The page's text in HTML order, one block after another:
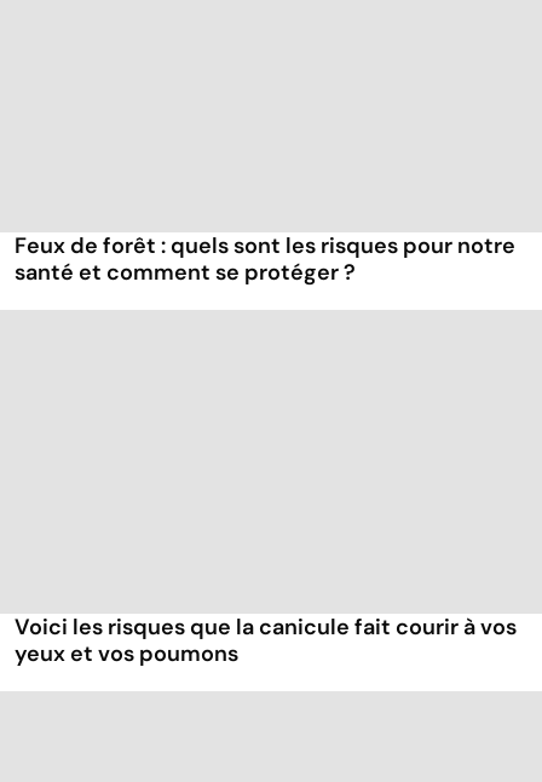
Feux de forêt : quels sont les risques pour notre
santé et comment se protéger ?
Voici les risques que la canicule fait courir à vos
yeux et vos poumons